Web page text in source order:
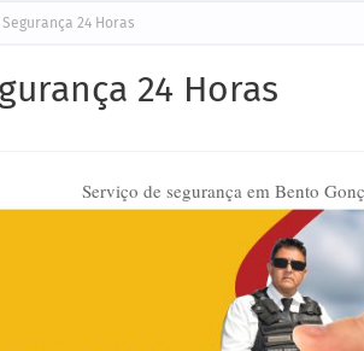
24 Horas
24 Horas
Serviço de segurança em Bento